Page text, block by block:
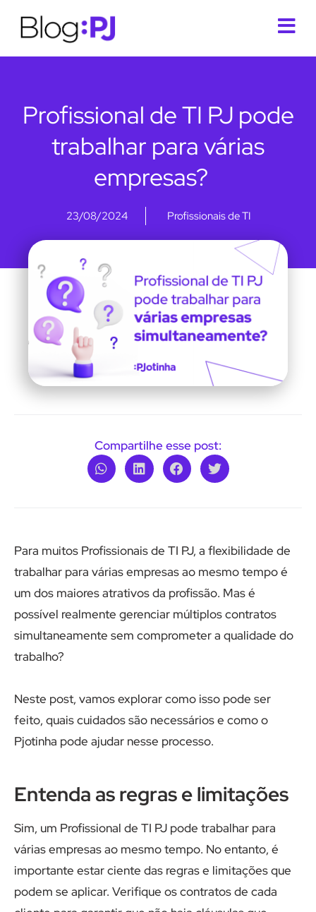
Profissional de TI PJ pode
trabalhar para várias
empresas?
23/08/2024 Profissionais de TI
Compartilhe esse post:
Para muitos Profissionais de TI PJ, a flexibilidade de
trabalhar para várias empresas ao mesmo tempo é
um dos maiores atrativos da profissão. Mas é
possível realmente gerenciar múltiplos contratos
simultaneamente sem comprometer a qualidade do
trabalho?
Neste post, vamos explorar como isso pode ser
feito, quais cuidados são necessários e como o
Pjotinha pode ajudar nesse processo.
Entenda as regras e limitações
Sim, um Profissional de TI PJ pode trabalhar para
várias empresas ao mesmo tempo. No entanto, é
importante estar ciente das regras e limitações que
podem se aplicar. Verifique os contratos de cada